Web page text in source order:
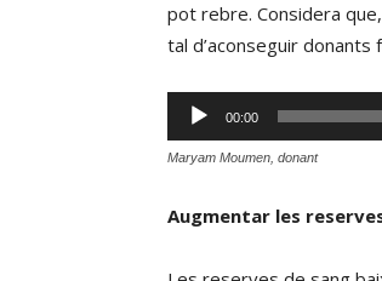
pot rebre. Considera
tal d’aconseguir donants
Reproductor
d'àudio
00:00
Maryam Moumen, donant
Augmentar les